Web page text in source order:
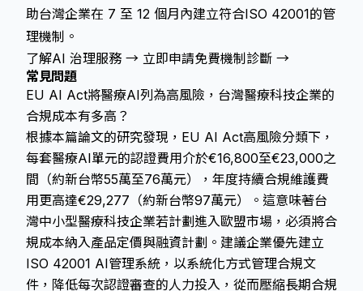
助台灣企業在 7 至 12 個月內建立符合ISO 42001的管
理機制。
了解AI 治理服務 → 立即申請免費機制診斷 →
常見問題
EU AI Act將醫療AI列為高風險，台灣醫療科技企業的
合規成本有多高？
根據本篇論文的研究發現，EU AI Act高風險分類下，
每套醫療AI單元的認證費用介於€16,800至€23,000之
間（約新台幣55萬至76萬元），年度持續合規維護費
用更高達€29,277（約新台幣97萬元）。這意味著台
灣中小型醫療科技企業若計劃進入歐盟市場，必須將合
規成本納入產品定價與融資計劃。建議企業優先建立
ISO 42001 AI管理系統，以系統化方式管理合規文
件，降低每次認證審查的人力投入，從而壓縮長期合規